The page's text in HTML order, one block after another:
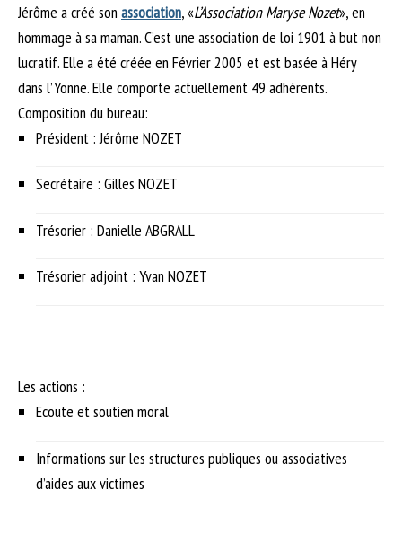
Jérôme a créé son association, «L’Association Maryse Nozet», en
hommage à sa maman. C’est une association de loi 1901 à but non
lucratif. Elle a été créée en Février 2005 et est basée à Héry
dans l’Yonne. Elle comporte actuellement 49 adhérents.
Composition du bureau:
Président : Jérôme NOZET
Secrétaire : Gilles NOZET
Trésorier : Danielle ABGRALL
Trésorier adjoint : Yvan NOZET
Les actions :
Ecoute et soutien moral
Informations sur les structures publiques ou associatives
d’aides aux victimes